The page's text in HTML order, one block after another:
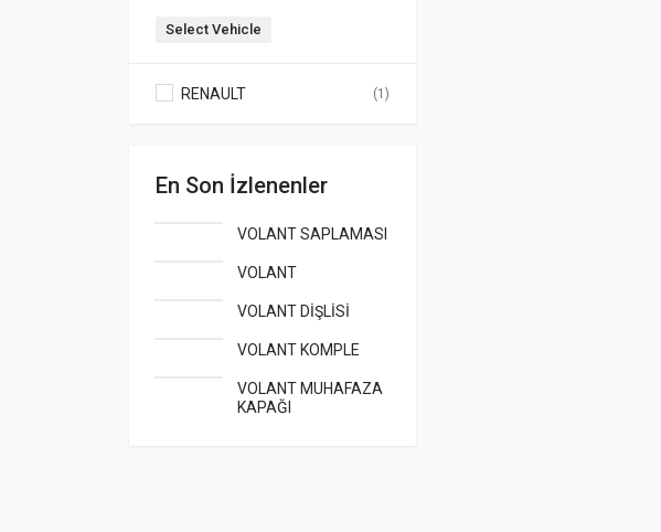
Select Vehicle
RENAULT (1)
En Son İzlenenler
VOLANT SAPLAMASI
VOLANT
VOLANT DİŞLİSİ
VOLANT KOMPLE
VOLANT MUHAFAZA
KAPAĞI